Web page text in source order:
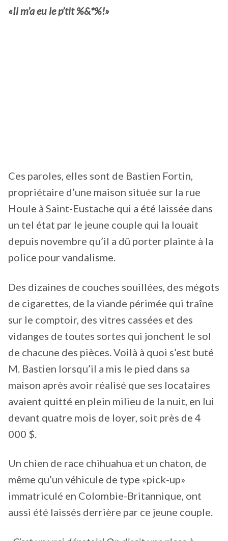
«Il m’a eu le p’tit %&*%!»
Ces paroles, elles sont de Bastien Fortin,
propriétaire d’une maison située sur la rue
Houle à Saint-Eustache qui a été laissée dans
un tel état par le jeune couple qui la louait
depuis novembre qu’il a dû porter plainte à la
police pour vandalisme.
Des dizaines de couches souillées, des mégots
de cigarettes, de la viande périmée qui traîne
sur le comptoir, des vitres cassées et des
vidanges de toutes sortes qui jonchent le sol
de chacune des pièces. Voilà à quoi s’est buté
M. Bastien lorsqu’il a mis le pied dans sa
maison après avoir réalisé que ses locataires
avaient quitté en plein milieu de la nuit, en lui
devant quatre mois de loyer, soit près de 4
000 $.
Un chien de race chihuahua et un chaton, de
même qu’un véhicule de type «pick-up»
immatriculé en Colombie-Britannique, ont
aussi été laissés derrière par ce jeune couple.